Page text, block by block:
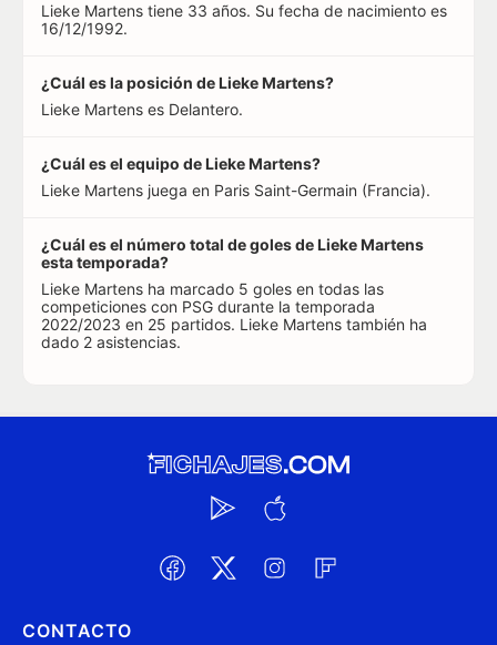
Lieke Martens tiene 33 años. Su fecha de nacimiento es
16/12/1992.
¿Cuál es la posición de Lieke Martens?
Lieke Martens es Delantero.
¿Cuál es el equipo de Lieke Martens?
Lieke Martens juega en Paris Saint-Germain (Francia).
¿Cuál es el número total de goles de Lieke Martens
esta temporada?
Lieke Martens ha marcado 5 goles en todas las
competiciones con PSG durante la temporada
2022/2023 en 25 partidos. Lieke Martens también ha
dado 2 asistencias.
CONTACTO